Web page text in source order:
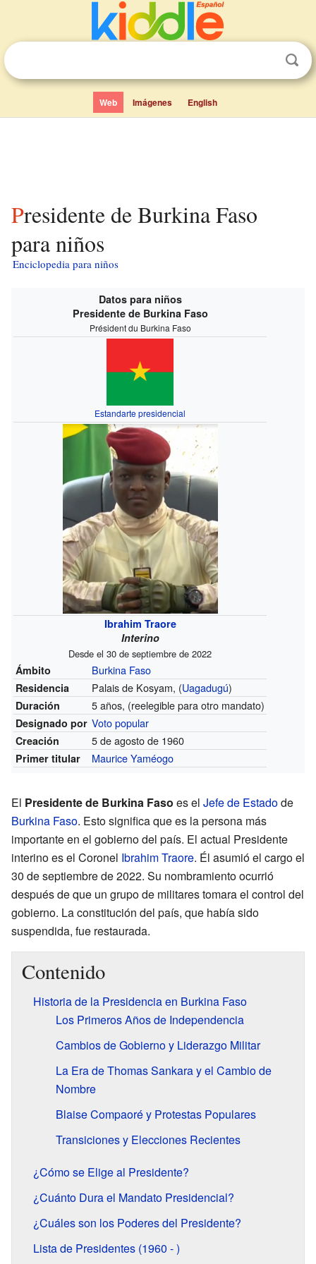
Web Imágenes English
Presidente de Burkina Faso
para niños
Enciclopedia para niños
Datos para niños
Presidente de Burkina Faso
Président du Burkina Faso
Estandarte presidencial
Ibrahim Traore
Interino
Desde el 30 de septiembre de 2022
Ámbito Burkina Faso
Residencia Palais de Kosyam, (Uagadugú)
Duración 5 años, (reelegible para otro mandato)
Designado por Voto popular
Creación 5 de agosto de 1960
Primer titular Maurice Yaméogo
El Presidente de Burkina Faso es el Jefe de Estadode
Burkina Faso. Esto significa que es la persona más
importante en el gobierno del país. El actual Presidente
interino es el Coronel Ibrahim Traore. Él asumió el cargo el
30 de septiembre de 2022. Su nombramiento ocurrió
después de que un grupo de militares tomara el control del
gobierno. La constitución del país, que había sido
suspendida, fue restaurada.
Contenido
Historia de la Presidencia en Burkina Faso
Los Primeros Años de Independencia
Cambios de Gobierno y Liderazgo Militar
La Era de Thomas Sankara y el Cambio de
Nombre
Blaise Compaoré y Protestas Populares
Transiciones y Elecciones Recientes
¿Cómo se Elige al Presidente?
¿Cuánto Dura el Mandato Presidencial?
¿Cuáles son los Poderes del Presidente?
Lista de Presidentes (1960 - )